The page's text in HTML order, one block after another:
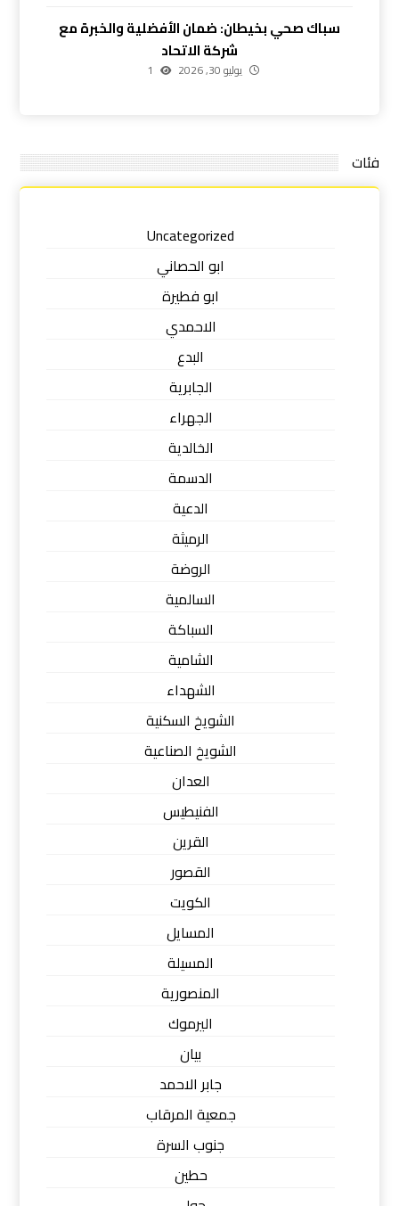
سباك صحي بخيطان: ضمان الأفضلية والخبرة مع
شركة الاتحاد
يوليو 30, 2026 1
فئات
Uncategorized
ابو الحصاني
ابو فطيرة
الاحمدي
البدع
الجابرية
الجهراء
الخالدية
الدسمة
الدعية
الرميثة
الروضة
السالمية
السباكة
الشامية
الشهداء
الشويخ السكنية
الشويخ الصناعية
العدان
الفنيطيس
القرين
القصور
الكويت
المسايل
المسيلة
المنصورية
اليرموك
بيان
جابر الاحمد
جمعية المرقاب
جنوب السرة
حطين